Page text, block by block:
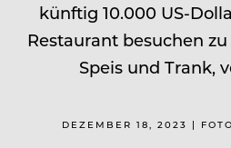
künftig 10.000 US-
Restaurant besuchen
Speis und Trank,
DEZEMBER 18, 2023 |